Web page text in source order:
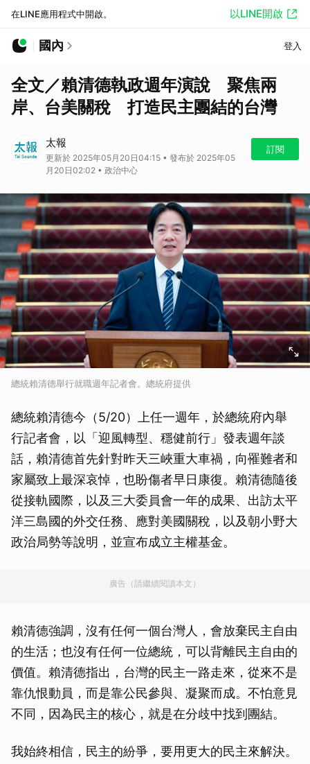
在LINE應用程式中開啟。 以LINE開啟
國內 登入
全文／賴清德執政週年演說 聚焦兩
岸、台美關稅 打造民主團結的台灣
太報
更新於 2025年05月20日04:15 • 發布於 2025年05
月20日02:02 • 政治中心
訂閱
總統賴清德舉行就職週年記者會。總統府提供
總統賴清德今（5/20）上任一週年，於總統府內舉
行記者會，以「迎風轉型、穩健前行」發表週年談
話，賴清德首先針對昨天三峽重大車禍，向罹難者和
家屬致上最深哀悼，也盼傷者早日康復。賴清德隨後
從接軌國際，以及三大委員會一年的成果、出訪太平
洋三島國的外交任務、應對美國關稅，以及朝小野大
政治局勢等說明，並宣布成立主權基金。
廣告（請繼續閱讀本文）
賴清德強調，沒有任何一個台灣人，會放棄民主自由
的生活；也沒有任何一位總統，可以背離民主自由的
價值。賴清德指出，台灣的民主一路走來，從來不是
靠仇恨動員，而是靠公民參與、凝聚而成。不怕意見
不同，因為民主的核心，就是在分歧中找到團結。
我始終相信，民主的紛爭，要用更大的民主來解決。